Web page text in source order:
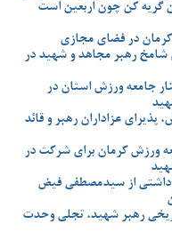
گریه کن چون اربعین است
در فضای مجازی
شامخ رهبر مجاهد و شهید در
جامعه ورزش استان در
عزاداران رهبر و قائد
ورزش کرمان برای شرکت در
از سیدمصطفی‌‌ فیض
رهبر شهید، تجلی وحدت